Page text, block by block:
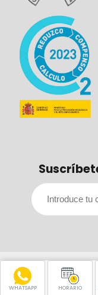
WHATSAPP HORARIO